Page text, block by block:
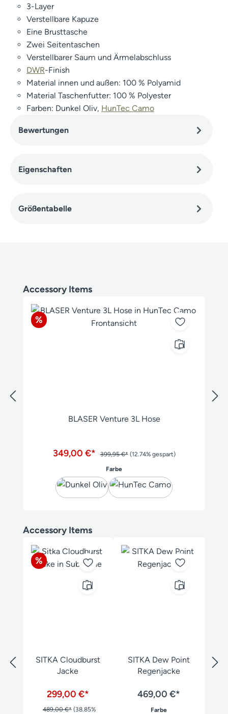
3-Layer
Verstellbare Kapuze
Eine Brusttasche
Zwei Seitentaschen
Verstellbarer Saum und Ärmelabschluss
DWR-Finish
Material innen und außen: 100 % Polyamid
Material Taschenfutter: 100 % Polyester
Farben: Dunkel Oliv, HunTec Camo
Bewertungen
Eigenschaften
Größentabelle
Produktgalerie überspringen
Accessory Items
Rabatt
%
BLASER Venture 3L Hose
349,00 €* 399,95 €* (12.74% gespart)
Farbeauswählen
Produktgalerie überspringen
Accessory Items
Rabatt
%
SITKA Cloudburst
Jacke
299,00 €*
489,00 €* (38.85%
SITKA Dew Point
Regenjacke
469,00 €*
Farbeauswählen